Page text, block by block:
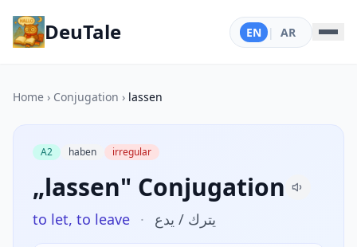
DeuTale EN | AR
Home › Conjugation › lassen
A2 haben irregular
„lassen" Conjugation
to let, to leave · يترك / يدع